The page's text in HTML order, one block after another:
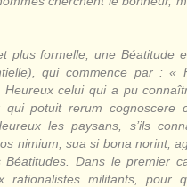
plus formelle, une Béatitude
qui commence par : «
celui qui a pu
potuit rerum cognoscere
les paysans, s’ils
nimium, sua si bona norint,
Béatitudes. Dans le premier
rationalistes militants, pour